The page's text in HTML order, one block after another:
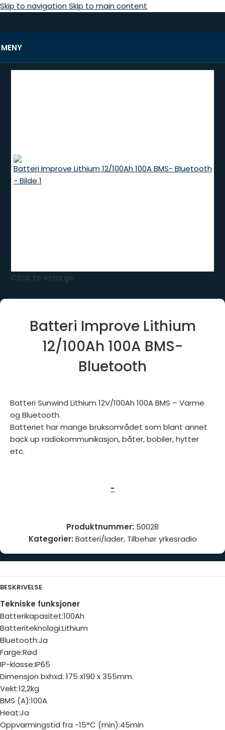
Skip to navigationSkip to main content
MENY
Hjem/
Click to enlarge
Batteri Improve Lithium
12/100Ah 100A BMS-
Bluetooth
Batteri Sunwind Lithium 12V/100Ah 100A BMS – Varme
og Bluetooth.
Batteriet har mange bruksområdet som blant annet
back up radiokommunikasjon, båter, bobiler, hytter
etc.
-
Produktnummer: 50028
Kategorier: Batteri/lader, Tilbehør yrkesradio
BESKRIVELSE
Tekniske funksjoner
Batterikapasitet:100Ah
Batteriteknologi:Lithium
Bluetooth:Ja
Farge:Rød
IP-klasse:IP65
Dimensjon bxhxd: 175 x190 x 355mm.
Vekt:12,2kg
BMS (A):100A
Heat:Ja
Oppvarmingstid fra -15°C (min):45min